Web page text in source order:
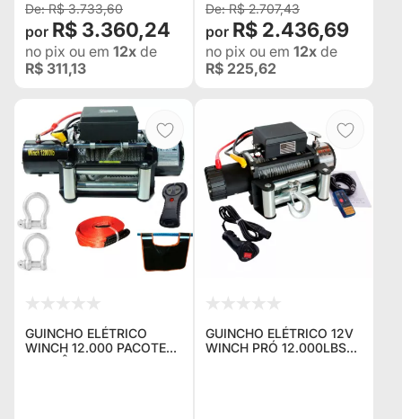
R$ 3.733,60
R$ 3.360,24
no pix ou em 12x de
R$ 311,13
R$ 2.707,43
R$ 2.436,69
no pix ou em 12x de
R$ 225,62
GUINCHO ELÉTRICO
WINCH 12.000 PACOTE
ECONÔMICO, COM 01
GUINCHO ELÉTRICO 12V
WINCH PRÓ 12.000LBS